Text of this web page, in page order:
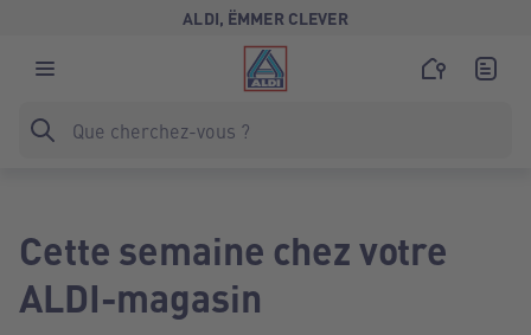
ALDI, ËMMER CLEVER
Cette semaine chez votre
ALDI-magasin